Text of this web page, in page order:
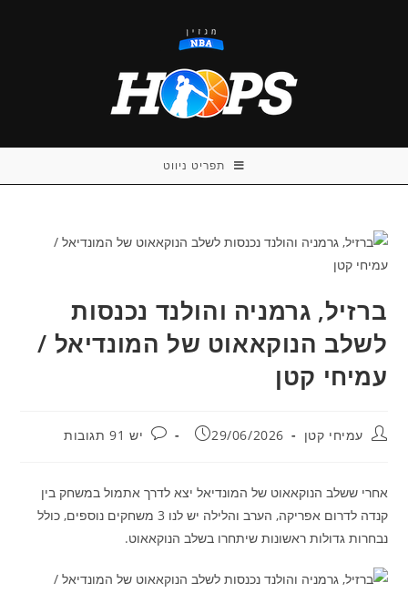
תפריט ניווט
ברזיל, גרמניה והולנד נכנסות
לשלב הנוקאאוט של המונדיאל /
עמיחי קטן
מחבר:עמיחי קטן פורסם:
29/06/2026 תגובות:
יש 91 תגובות
אחרי ששלב הנוקאאוט של המונדיאל יצא לדרך אתמול במשחק בין
קנדה לדרום אפריקה, הערב והלילה יש לנו 3 משחקים נוספים, כולל
נבחרות גדולות ראשונות שיתחרו בשלב הנוקאאוט.